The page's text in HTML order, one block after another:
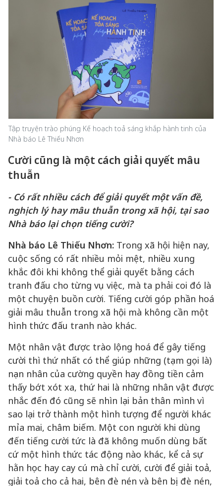
Tập truyện trào phúng Kế hoạch toả sáng khắp hành tinh của
Nhà báo Lê Thiếu Nhơn
Cười cũng là một cách giải quyết mâu
thuẫn
- Có rất nhiều cách để giải quyết một vấn đề,
nghịch lý hay mâu thuẫn trong xã hội, tại sao
Nhà báo lại chọn tiếng cười?
Nhà báo Lê Thiếu Nhơn: Trong xã hội hiện nay,
cuộc sống có rất nhiều mỏi mệt, nhiều xung
khắc đôi khi không thể giải quyết bằng cách
tranh đấu cho từng vụ việc, mà ta phải coi đó là
một chuyện buồn cười. Tiếng cười góp phần hoá
giải mâu thuẫn trong xã hội mà không cần một
hình thức đấu tranh nào khác.
Một nhân vật được trào lộng hoá để gây tiếng
cười thì thứ nhất có thể giúp những (tạm gọi là)
nạn nhân của cường quyền hay đồng tiền cảm
thấy bớt xót xa, thứ hai là những nhân vật được
nhắc đến đó cũng sẽ nhìn lại bản thân mình vì
sao lại trở thành một hình tượng để người khác
mỉa mai, châm biếm. Một con người khi dùng
đến tiếng cười tức là đã không muốn dùng bất
cứ một hình thức tác động nào khác, kể cả sự
hằn học hay cay cú mà chỉ cười, cười để giải toả,
giải toả cho cả hai, bên đè nén và bên bị đè nén,